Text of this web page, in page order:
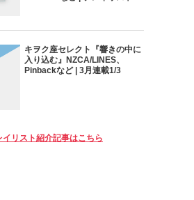
キヲク座セレクト『響きの中に
入り込む』NZCA/LINES、
Pinbackなど | 3月連載1/3
イリスト紹介記事はこちら